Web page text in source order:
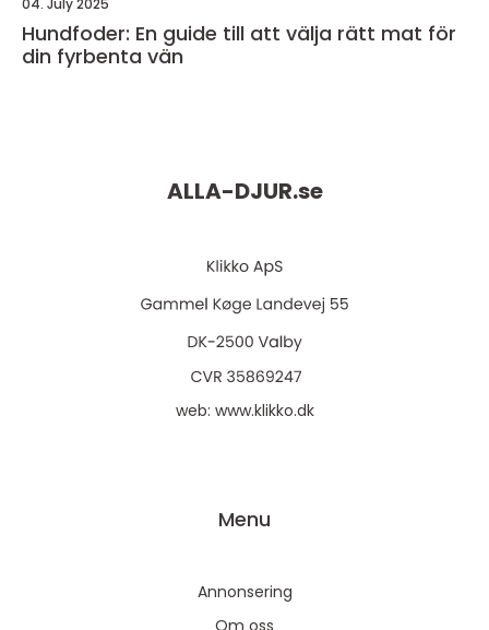
04. July 2025
Hundfoder: En guide till att välja rätt mat för
din fyrbenta vän
ALLA-DJUR.se
web: www.klikko.dk
Menu
Annonsering